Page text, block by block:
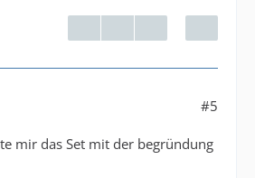
#5
mir das Set mit der begründung